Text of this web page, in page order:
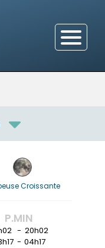
Croissante
P.MIN
- 20h02
- 04h17